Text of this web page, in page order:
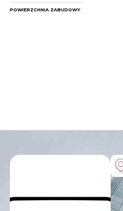
POWIERZCHNIA ZABUDOWY